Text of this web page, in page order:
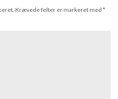
Krævede felter er markeret med *